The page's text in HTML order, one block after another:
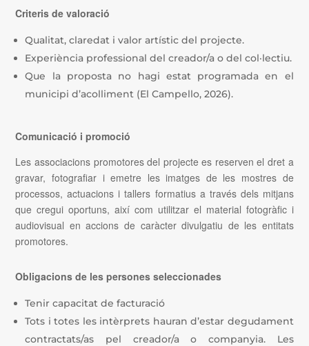
Criteris de valoració
Qualitat, claredat i valor artístic del projecte.
Experiència professional del creador/a o del col·lectiu.
Que la proposta no hagi estat programada en el
municipi d’acolliment (El Campello, 2026).
Comunicació i promoció
Les associacions promotores del projecte es reserven el dret a
gravar, fotografiar iemetre les imatges de les mostres de
processos, actuacions i tallers formatius a través dels mitjans
que cregui oportuns, així com utilitzar el material fotogràfic i
audiovisual enaccions de caràcter divulgatiu de les entitats
promotores.
Obligacions de les persones seleccionades
Tenir capacitat de facturació
Tots i totes les intèrprets hauran d’estar degudament
contractats/as pel creador/a o companyia. Les